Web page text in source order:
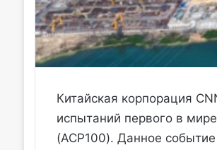
Китайская корпорация
испытаний первого в
(ACP100). Данное